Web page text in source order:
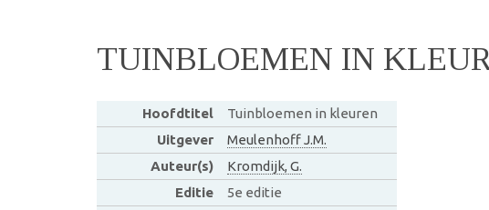
TUINBLOEMEN IN
Hoofdtitel
Tuinbloemen in kleuren
Uitgever
Meulenhoff J.M.
Auteur(s)
Kromdijk, G.
Editie
5e editie